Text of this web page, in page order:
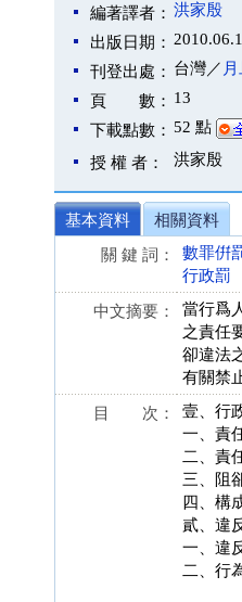
編著譯者： 洪家殷
出版日期：
刊登出處： 台灣／
頁 數： 13
下載點數： 52 點
授 權 者： 洪家殷
基本資料
相關資料
關 鍵 詞：
數罪倂
行政罰
中文摘要：
當行爲
之責任
卻違法
有關禁
目 次：
壹、行
一、責
二、責
三、阻
四、構
貳、違
一、違
二、行